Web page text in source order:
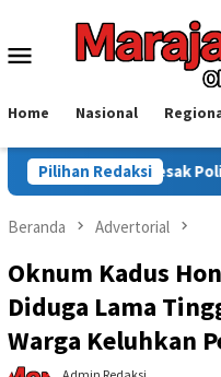
konten
Menu
Home Nasional
Pilihan Redaksi
Polisi Usut Tuntas
Beranda Advertorial
Oknum Kadus
Diduga Lama
Warga Keluhkan